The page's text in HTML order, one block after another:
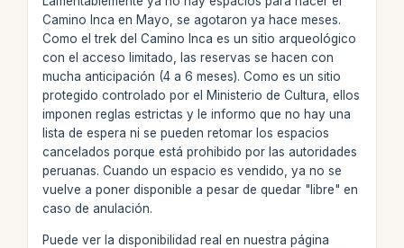
Camino Inca en Mayo, se agotaron ya hace meses.
Como el trek del Camino Inca es un sitio arqueológico
con el acceso limitado, las reservas se hacen con
mucha anticipación (4 a 6 meses). Como es un sitio
protegido controlado por el Ministerio de Cultura, ellos
imponen reglas estrictas y le informo que no hay una
lista de espera ni se pueden retomar los espacios
cancelados porque está prohibido por las autoridades
peruanas. Cuando un espacio es vendido, ya no se
vuelve a poner disponible a pesar de quedar "libre" en
caso de anulación.
Puede ver la disponibilidad real en nuestra página